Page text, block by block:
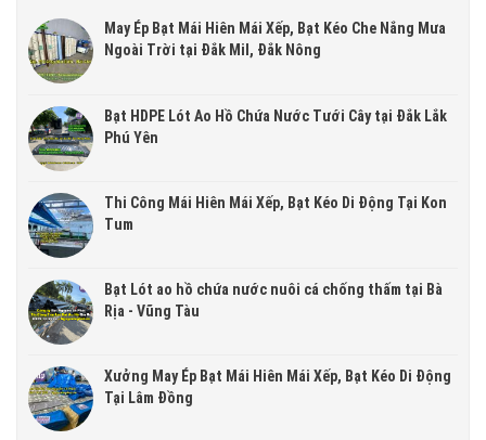
May Ép Bạt Mái Hiên Mái Xếp, Bạt Kéo Che Nắng Mưa
Ngoài Trời tại Đắk Mil, Đắk Nông
Bạt HDPE Lót Ao Hồ Chứa Nước Tưới Cây tại Đắk Lắk
Phú Yên
Thi Công Mái Hiên Mái Xếp, Bạt Kéo Di Động Tại Kon
Tum
Bạt Lót ao hồ chứa nước nuôi cá chống thấm tại Bà
Rịa - Vũng Tàu
Xưởng May Ép Bạt Mái Hiên Mái Xếp, Bạt Kéo Di Động
Tại Lâm Đồng